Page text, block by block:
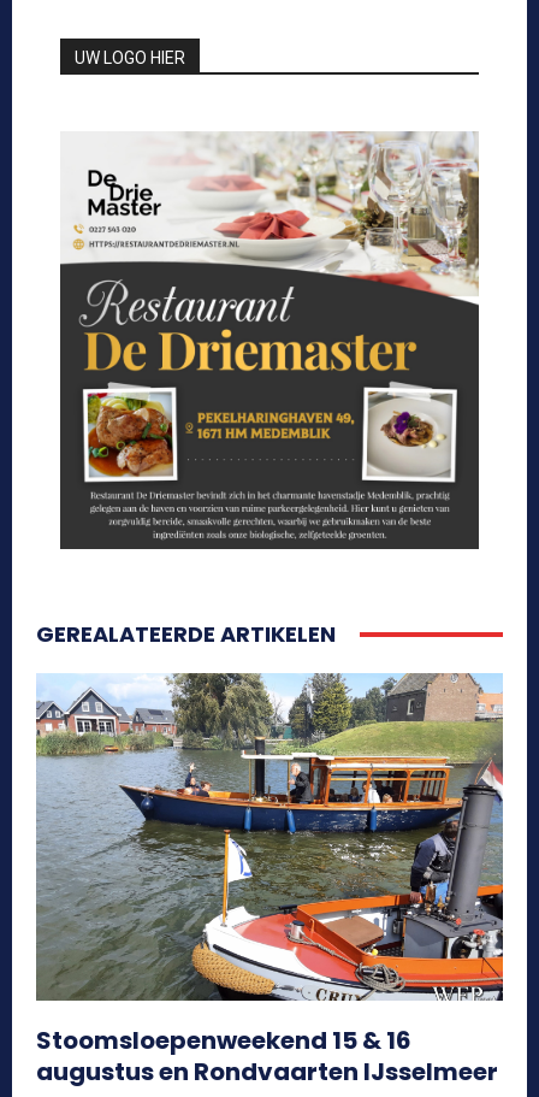
UW LOGO HIER
GEREALATEERDE ARTIKELEN
Stoomsloepenweekend 15 & 16
augustus en Rondvaarten IJsselmeer